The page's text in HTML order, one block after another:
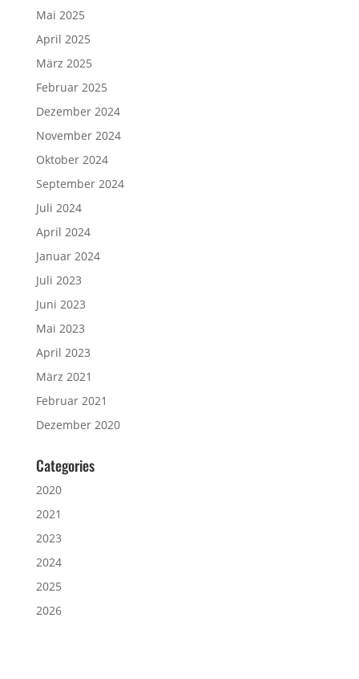
Mai 2025
April 2025
März 2025
Februar 2025
Dezember 2024
November 2024
Oktober 2024
September 2024
Juli 2024
April 2024
Januar 2024
Juli 2023
Juni 2023
Mai 2023
April 2023
März 2021
Februar 2021
Dezember 2020
Categories
2020
2021
2023
2024
2025
2026